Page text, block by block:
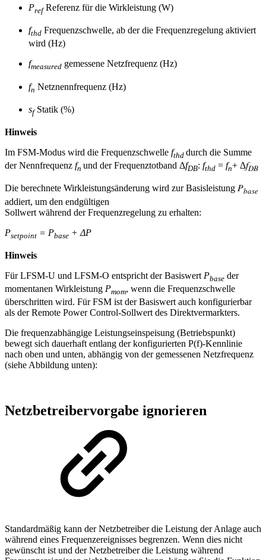
PrefReferenz für die Wirkleistung (W)
fthd Frequenzschwelle, ab der die Frequenzregelung aktiviert
wird (Hz)
fmeasured gemessene Netzfrequenz (Hz)
fn Netznennfrequenz (Hz)
sfStatik (%)
Hinweis
Im FSM-Modus wird die Frequenzschwelle fthd durch die Summe
der Nennfrequenz fn und der Frequenztotband ΔfDB: fthd = fn+ Δ𝑓𝐷𝐵
Die berechnete Wirkleistungsänderung wird zur Basisleistung 𝑃𝑏𝑎𝑠𝑒
addiert, um den endgültigen
Sollwert während der Frequenzregelung zu erhalten:
Psetpoint = Pbase + ΔP
Hinweis
Für LFSM-U und LFSM-O entspricht der Basiswert Pbase der
momentanen Wirkleistung Pmom, wenn die Frequenzschwelle
überschritten wird. Für FSM ist der Basiswert auch konfigurierbar
als der Remote Power Control-Sollwert des Direktvermarkters.
Die frequenzabhängige Leistungseinspeisung (Betriebspunkt)
bewegt sich dauerhaft entlang der konfigurierten P(f)-Kennlinie
nach oben und unten, abhängig von der gemessenen Netzfrequenz
(siehe Abbildung unten):
Netzbetreibervorgabe ignorieren
Standardmäßig kann der Netzbetreiber die Leistung der Anlage auch
während eines Frequenzereignisses begrenzen. Wenn dies nicht
gewünscht ist und der Netzbetreiber die Leistung während